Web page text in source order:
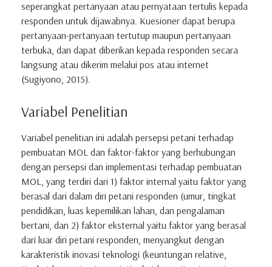
seperangkat pertanyaan atau pernyataan tertulis kepada
responden untuk dijawabnya. Kuesioner dapat berupa
pertanyaan-pertanyaan tertutup maupun pertanyaan
terbuka, dan dapat diberikan kepada responden secara
langsung atau dikerim melalui pos atau internet
(Sugiyono, 2015).
Variabel Penelitian
Variabel penelitian ini adalah persepsi petani terhadap
pembuatan MOL dan faktor-faktor yang berhubungan
dengan persepsi dan implementasi terhadap pembuatan
MOL, yang terdiri dari 1) faktor internal yaitu faktor yang
berasal dari dalam diri petani responden (umur, tingkat
pendidikan, luas kepemilikan lahan, dan pengalaman
bertani, dan 2) faktor eksternal yaitu faktor yang berasal
dari luar diri petani responden, menyangkut dengan
karakteristik inovasi teknologi (keuntungan relative,